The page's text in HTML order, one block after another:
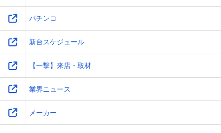
パチンコ
新台スケジュール
【一撃】来店・取材
業界ニュース
メーカー